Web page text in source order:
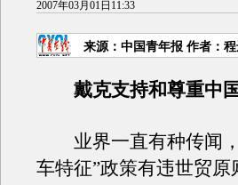
2007年03月01日11:33
来源：中国青年报 作者：
戴克支持和尊重中
业界一直有种传闻，
车特征”政策有违世贸